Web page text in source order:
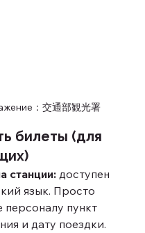
：交通部観光署
билеты (для
станции: доступен
язык. Просто
персоналу пункт
и дату поездки.